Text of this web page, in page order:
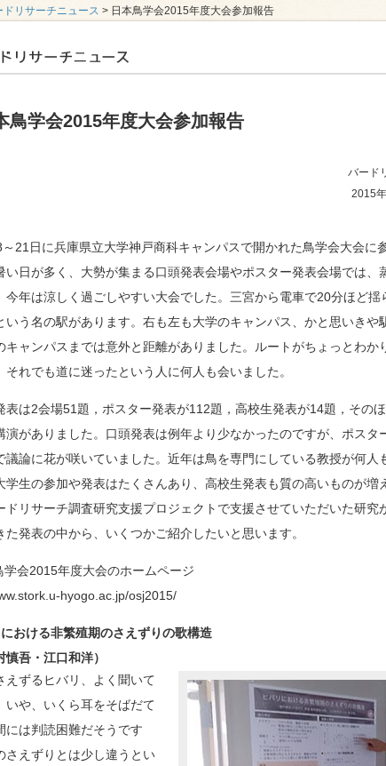
ドリサーチニュース > 日本鳥学会2015年度大会参加報告
鳥学会2015年度大会参加報告
バード
2015
21日に兵庫県立大学神戸商科キャンパスで開かれた鳥学会大会に
い日が多く、大勢が集まる口頭発表会場やポスター発表会場では
今年は涼しく過ごしやすい大会でした。三宮から電車で20分ほど
いう名の駅があります。右も左も大学のキャンパス、かと思いき
キャンパスまでは意外と距離がありました。ルートがちょっとわか
それでも道に迷ったという人に何人も会いました。
は2会場51題，ポスター発表が112題，高校生発表が14題，その
演がありました。口頭発表は例年より少なかったのですが、ポスタ
議論に花が咲いていました。近年は鳥を専門にしている教授が何人
学生の参加や発表はたくさんあり、高校生発表も質の高いものが増
ドリサーチ調査研究支援プロジェクトで支援させていただいた研
た発表の中から、いくつかご紹介したいと思います。
学会2015年度大会のホームページ
hyogo.ac.jp/osj2015/
おける非繁殖期のさえずりの歌構造
吾・江口和洋）
ずるヒバリ、よく聞いて
いや、いくら耳をそばだて
には判読困難だそうです
さえずりとは少し違うとい